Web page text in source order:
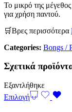
Το μικρό της
για χρήση παντού.
🛒Βρες περισσότερα
Categories: Bongs /
Σχετικά
Εξαντλήθηκε
Επιλογή